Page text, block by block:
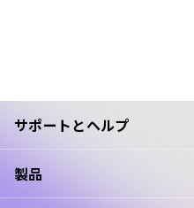
サポートとヘルプ
製品